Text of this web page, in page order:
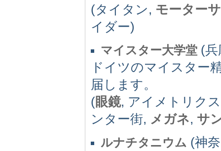
(タイタン, モーター
イダー)
マイスター大学堂 (
ドイツのマイスター
届します。
(眼鏡, アイメトリク
ンター街, メガネ, サ
ルナチタニウム (神